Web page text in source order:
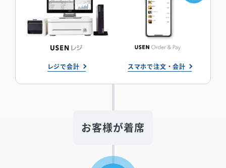
レジで会計 スマホで注文・会計
お客様が着席